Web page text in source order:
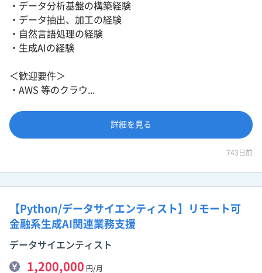
・データ分析基盤の構築経験
・データ抽出、加工の経験
・自然言語処理の経験
・生成AIの経験
＜歓迎要件＞
・AWS 等のクラウ...
詳細を見る
743日前
【Python/データサイエンティスト】リモート可
金融系生成AI関連業務支援
データサイエンティスト
1,200,000 円/月